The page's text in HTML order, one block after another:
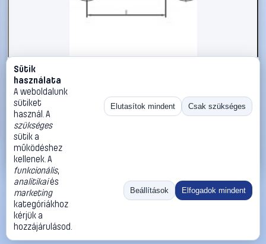
#1785871
TOOLCRAFT TO-5357613 szemescsavar M6 60 mm DIN
444 rozsdamentes acél A2 10 db
TOOLCRAFT Metrikus csavarok
8 590 Ft
Kosárba
«
Ugrás:
Méret:
Rendezés:
©2026
ThermoScope
ÁSZF
Cégbemutató
Sütik
használata
A weboldalunk
sütiket
használ. A
szükséges
sütik a
működéshez
kellenek. A
funkcionális,
analitikaiés
marketing
kategóriákhoz
kérjük a
hozzájárulásod.
Elutasítok mindent Csak szükséges
Beállítások Elfogadok mindent